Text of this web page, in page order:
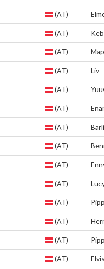
(AT)
(AT)
(AT)
(AT) Liv
(AT)
(AT)
(AT) Bärli
(AT)
(AT)
(AT)
(AT)
(AT)
(AT)
(AT) Elvis